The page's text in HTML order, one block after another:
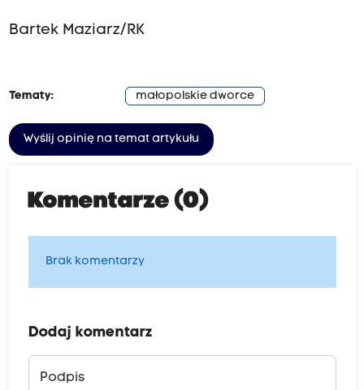
Bartek Maziarz/RK
Tematy: małopolskie dworce
Wyślij opinię na temat artykułu
Komentarze (0)
Brak komentarzy
Dodaj komentarz
Podpis